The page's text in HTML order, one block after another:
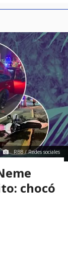
RBB / Redes sociales
chocó